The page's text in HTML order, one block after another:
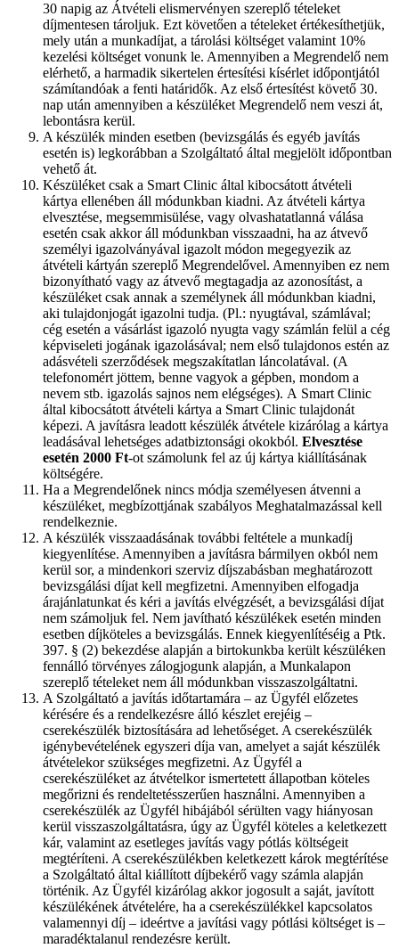
30 napig az Átvételi elismervényen szereplő tételeket
díjmentesen tároljuk. Ezt követően a tételeket értékesíthetjük,
mely után a munkadíjat, a tárolási költséget valamint 10%
kezelési költséget vonunk le. Amennyiben a Megrendelő nem
elérhető, a harmadik sikertelen értesítési kísérlet időpontjától
számítandóak a fenti határidők. Az első értesítést követő 30.
nap után amennyiben a készüléket Megrendelő nem veszi át,
lebontásra kerül.
A készülék minden esetben (bevizsgálás és egyéb javítás
esetén is) legkorábban a Szolgáltató által megjelölt időpontban
vehető át.
Készüléket csak a Smart Clinic által kibocsátott átvételi
kártya ellenében áll módunkban kiadni. Az átvételi kártya
elvesztése, megsemmisülése, vagy olvashatatlanná válása
esetén csak akkor áll módunkban visszaadni, ha az átvevő
személyi igazolványával igazolt módon megegyezik az
átvételi kártyán szereplő Megrendelővel. Amennyiben ez nem
bizonyítható vagy az átvevő megtagadja az azonosítást, a
készüléket csak annak a személynek áll módunkban kiadni,
aki tulajdonjogát igazolni tudja. (Pl.: nyugtával, számlával;
cég esetén a vásárlást igazoló nyugta vagy számlán felül a cég
képviseleti jogának igazolásával; nem első tulajdonos estén az
adásvételi szerződések megszakítatlan láncolatával. (A
telefonomért jöttem, benne vagyok a gépben, mondom a
nevem stb. igazolás sajnos nem elégséges). A Smart Clinic
által kibocsátott átvételi kártya a Smart Clinic tulajdonát
képezi. A javításra leadott készülék átvétele kizárólag a kártya
leadásával lehetséges adatbiztonsági okokból. Elvesztése
esetén 2000 Ft-ot számolunk fel az új kártya kiállításának
költségére.
Ha a Megrendelőnek nincs módja személyesen átvenni a
készüléket, megbízottjának szabályos Meghatalmazással kell
rendelkeznie.
A készülék visszaadásának további feltétele a munkadíj
kiegyenlítése. Amennyiben a javításra bármilyen okból nem
kerül sor, a mindenkori szerviz díjszabásban meghatározott
bevizsgálási díjat kell megfizetni. Amennyiben elfogadja
árajánlatunkat és kéri a javítás elvégzését, a bevizsgálási díjat
nem számoljuk fel. Nem javítható készülékek esetén minden
esetben díjköteles a bevizsgálás. Ennek kiegyenlítéséig a Ptk.
397. § (2) bekezdése alapján a birtokunkba került készüléken
fennálló törvényes zálogjogunk alapján, a Munkalapon
szereplő tételeket nem áll módunkban visszaszolgáltatni.
A Szolgáltató a javítás időtartamára – az Ügyfél előzetes
kérésére és a rendelkezésre álló készlet erejéig –
cserekészülék biztosítására ad lehetőséget. A cserekészülék
igénybevételének egyszeri díja van, amelyet a saját készülék
átvételekor szükséges megfizetni. Az Ügyfél a
cserekészüléket az átvételkor ismertetett állapotban köteles
megőrizni és rendeltetésszerűen használni. Amennyiben a
cserekészülék az Ügyfél hibájából sérülten vagy hiányosan
kerül visszaszolgáltatásra, úgy az Ügyfél köteles a keletkezett
kár, valamint az esetleges javítás vagy pótlás költségeit
megtéríteni. A cserekészülékben keletkezett károk megtérítése
a Szolgáltató által kiállított díjbekérő vagy számla alapján
történik. Az Ügyfél kizárólag akkor jogosult a saját, javított
készülékének átvételére, ha a cserekészülékkel kapcsolatos
valamennyi díj – ideértve a javítási vagy pótlási költséget is –
maradéktalanul rendezésre került.